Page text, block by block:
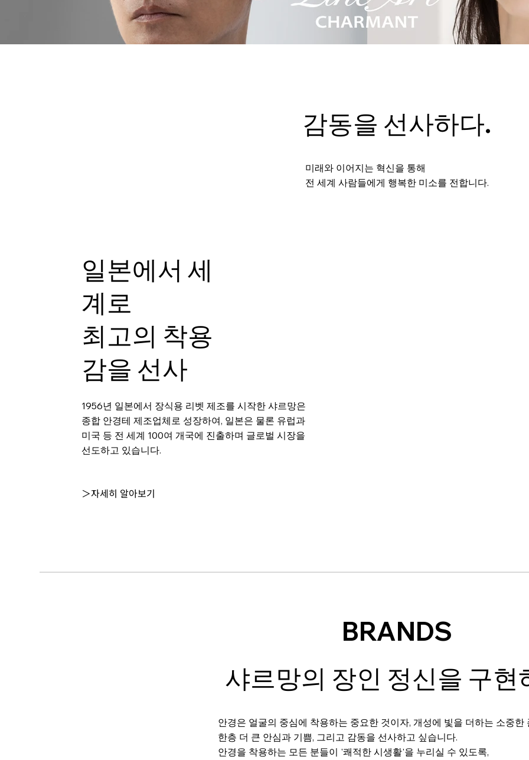
감동을 선사하다.
미래와 이어지는 혁신을 통해
전 세계 사람들에게 행복한 미소를 전합니다.
일본에서 세
계로
최고의 착용
감을 선사
1956년 일본에서 장식용 리벳 제조를 시작한 샤르망은
종합 안경테 제조업체로 성장하여, 일본은 물론 유럽과
미국 등 전 세계 100여 개국에 진출하며 글로벌 시장을
선도하고 있습니다.
＞자세히 알아보기
BRANDS
샤르망의 장인 정신을 구현
안경은 얼굴의 중심에 착용하는 중요한 것이자, 개성에 빛을 더하는 소중한
한층 더 큰 안심과 기쁨, 그리고 감동을 선사하고 싶습니다.
안경을 착용하는 모든 분들이 '쾌적한 시생활'을 누리실 수 있도록,